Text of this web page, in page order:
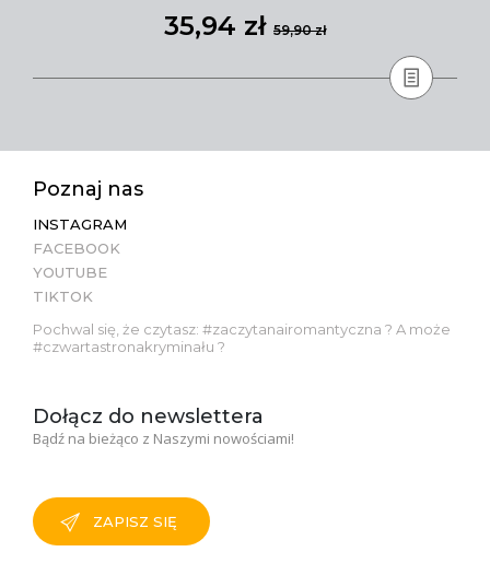
35,94 zł 59,90 zł
Poznaj nas
INSTAGRAM
FACEBOOK
YOUTUBE
TIKTOK
Pochwal się, że czytasz: #zaczytanairomantyczna ? A może
#czwartastronakryminału ?
Dołącz do newslettera
Bądź na bieżąco z Naszymi nowościami!
ZAPISZ SIĘ